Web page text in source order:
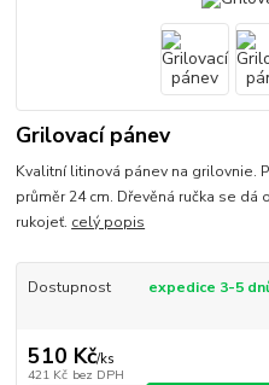
Grilovací pánev
Kvalitní litinová pánev na grilovnie.
průměr 24 cm. Dřevěná ručka se
rukojeť. celý popis
Dostupnost expedice 3-5
510 Kč/ks
421 Kč bez DPH